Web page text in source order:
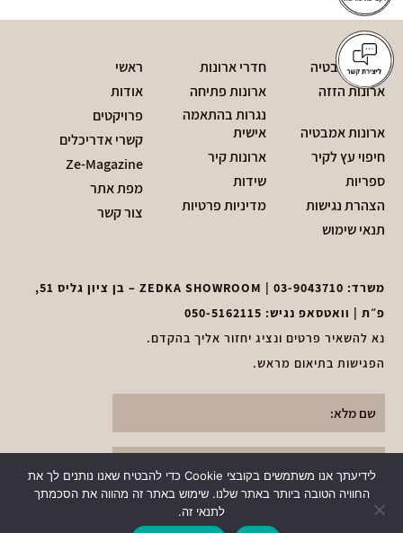
חדרי אמבטיה
חדרי ארונות
ארונות הזזה
ארונות פתיחה
ארונות אמבטיה
נגרות בהתאמה
אישית
חיפוי עץ לקיר
ארונות קיר
ספריות
שידות
הצהרת נגישות
מדיניות פרטיות
תנאי שימוש
ראשי
אודות
פרויקטים
קשרי אדריכלים
Ze-Magazine
מפת אתר
צור קשר
משרד: 03-9043710
| ZEDKA SHOWROOM – בן ציון גליס 51,
פ״ת | וואטסאפ נגיש: 050-5162115
נא להשאיר פרטים ונציג יחזור אליך בהקדם.
הפגישות בתיאום מראש.
לידיעתך אנו משתמשים בקובצי Cookie כדי להבטיח שאנו נותנים לך את
החוויה הטובה ביותר באתר שלנו. שימוש באתר זה מהווה את הסכמתך
לתנאי זה.